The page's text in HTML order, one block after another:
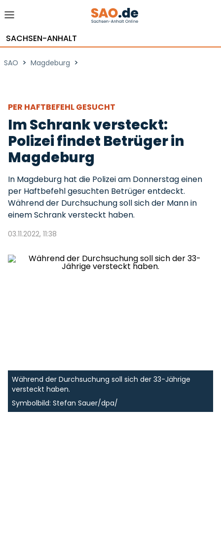
SACHSEN-ANHALT
SAO > Magdeburg >
PER HAFTBEFEHL GESUCHT
Im Schrank versteckt:
Polizei findet Betrüger in
Magdeburg
In Magdeburg hat die Polizei am Donnerstag einen
per Haftbefehl gesuchten Betrüger entdeckt.
Während der Durchsuchung soll sich der Mann in
einem Schrank versteckt haben.
03.11.2022, 11:38
Während der Durchsuchung soll sich der 33-Jährige
versteckt haben.
Symbolbild: Stefan Sauer/dpa/